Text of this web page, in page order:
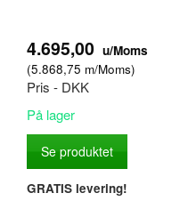
4.695,00 u/Moms
(5.868,75 m/Moms)
Pris - DKK
På lager
Se produktet
GRATIS levering!